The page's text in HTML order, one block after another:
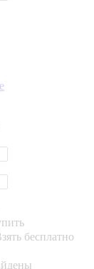
бесплатно